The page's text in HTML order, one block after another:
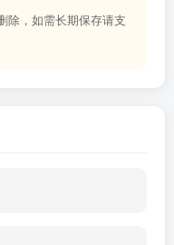
除，如需长期保存请支